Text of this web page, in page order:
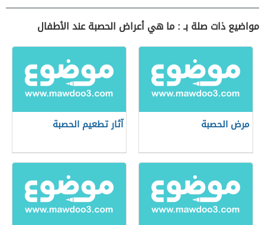
مواضيع ذات صلة بـ : ما هي أعراض الحصبة عند الأطفال
مرض الحصبة آثار تطعيم الحصبة